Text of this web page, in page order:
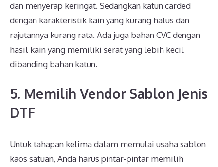
dan menyerap keringat. Sedangkan katun carded
dengan karakteristik kain yang kurang halus dan
rajutannya kurang rata. Ada juga bahan CVC dengan
hasil kain yang memiliki serat yang lebih kecil
dibanding bahan katun.
5. Memilih Vendor Sablon Jenis
DTF
Untuk tahapan kelima dalam memulai usaha sablon
kaos satuan, Anda harus pintar-pintar memilih